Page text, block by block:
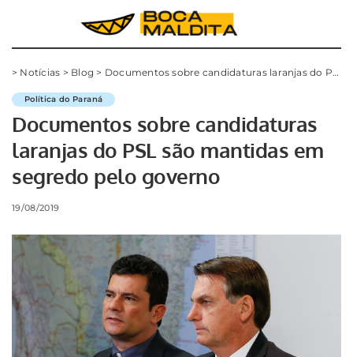
> Notícias > Blog > Documentos sobre candidaturas laranjas do PSL são mantidas em segredo pelo governo
Política do Paraná
Documentos sobre candidaturas
laranjas do PSL são mantidas em
segredo pelo governo
19/08/2019